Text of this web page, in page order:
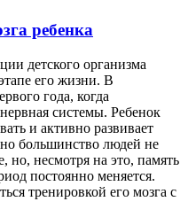
ребенка
детского организма
его жизни. В
года, когда
системы. Ребенок
и активно развивает
большинство людей не
но, несмотря на это, память
постоянно меняется.
тренировкой его мозга с